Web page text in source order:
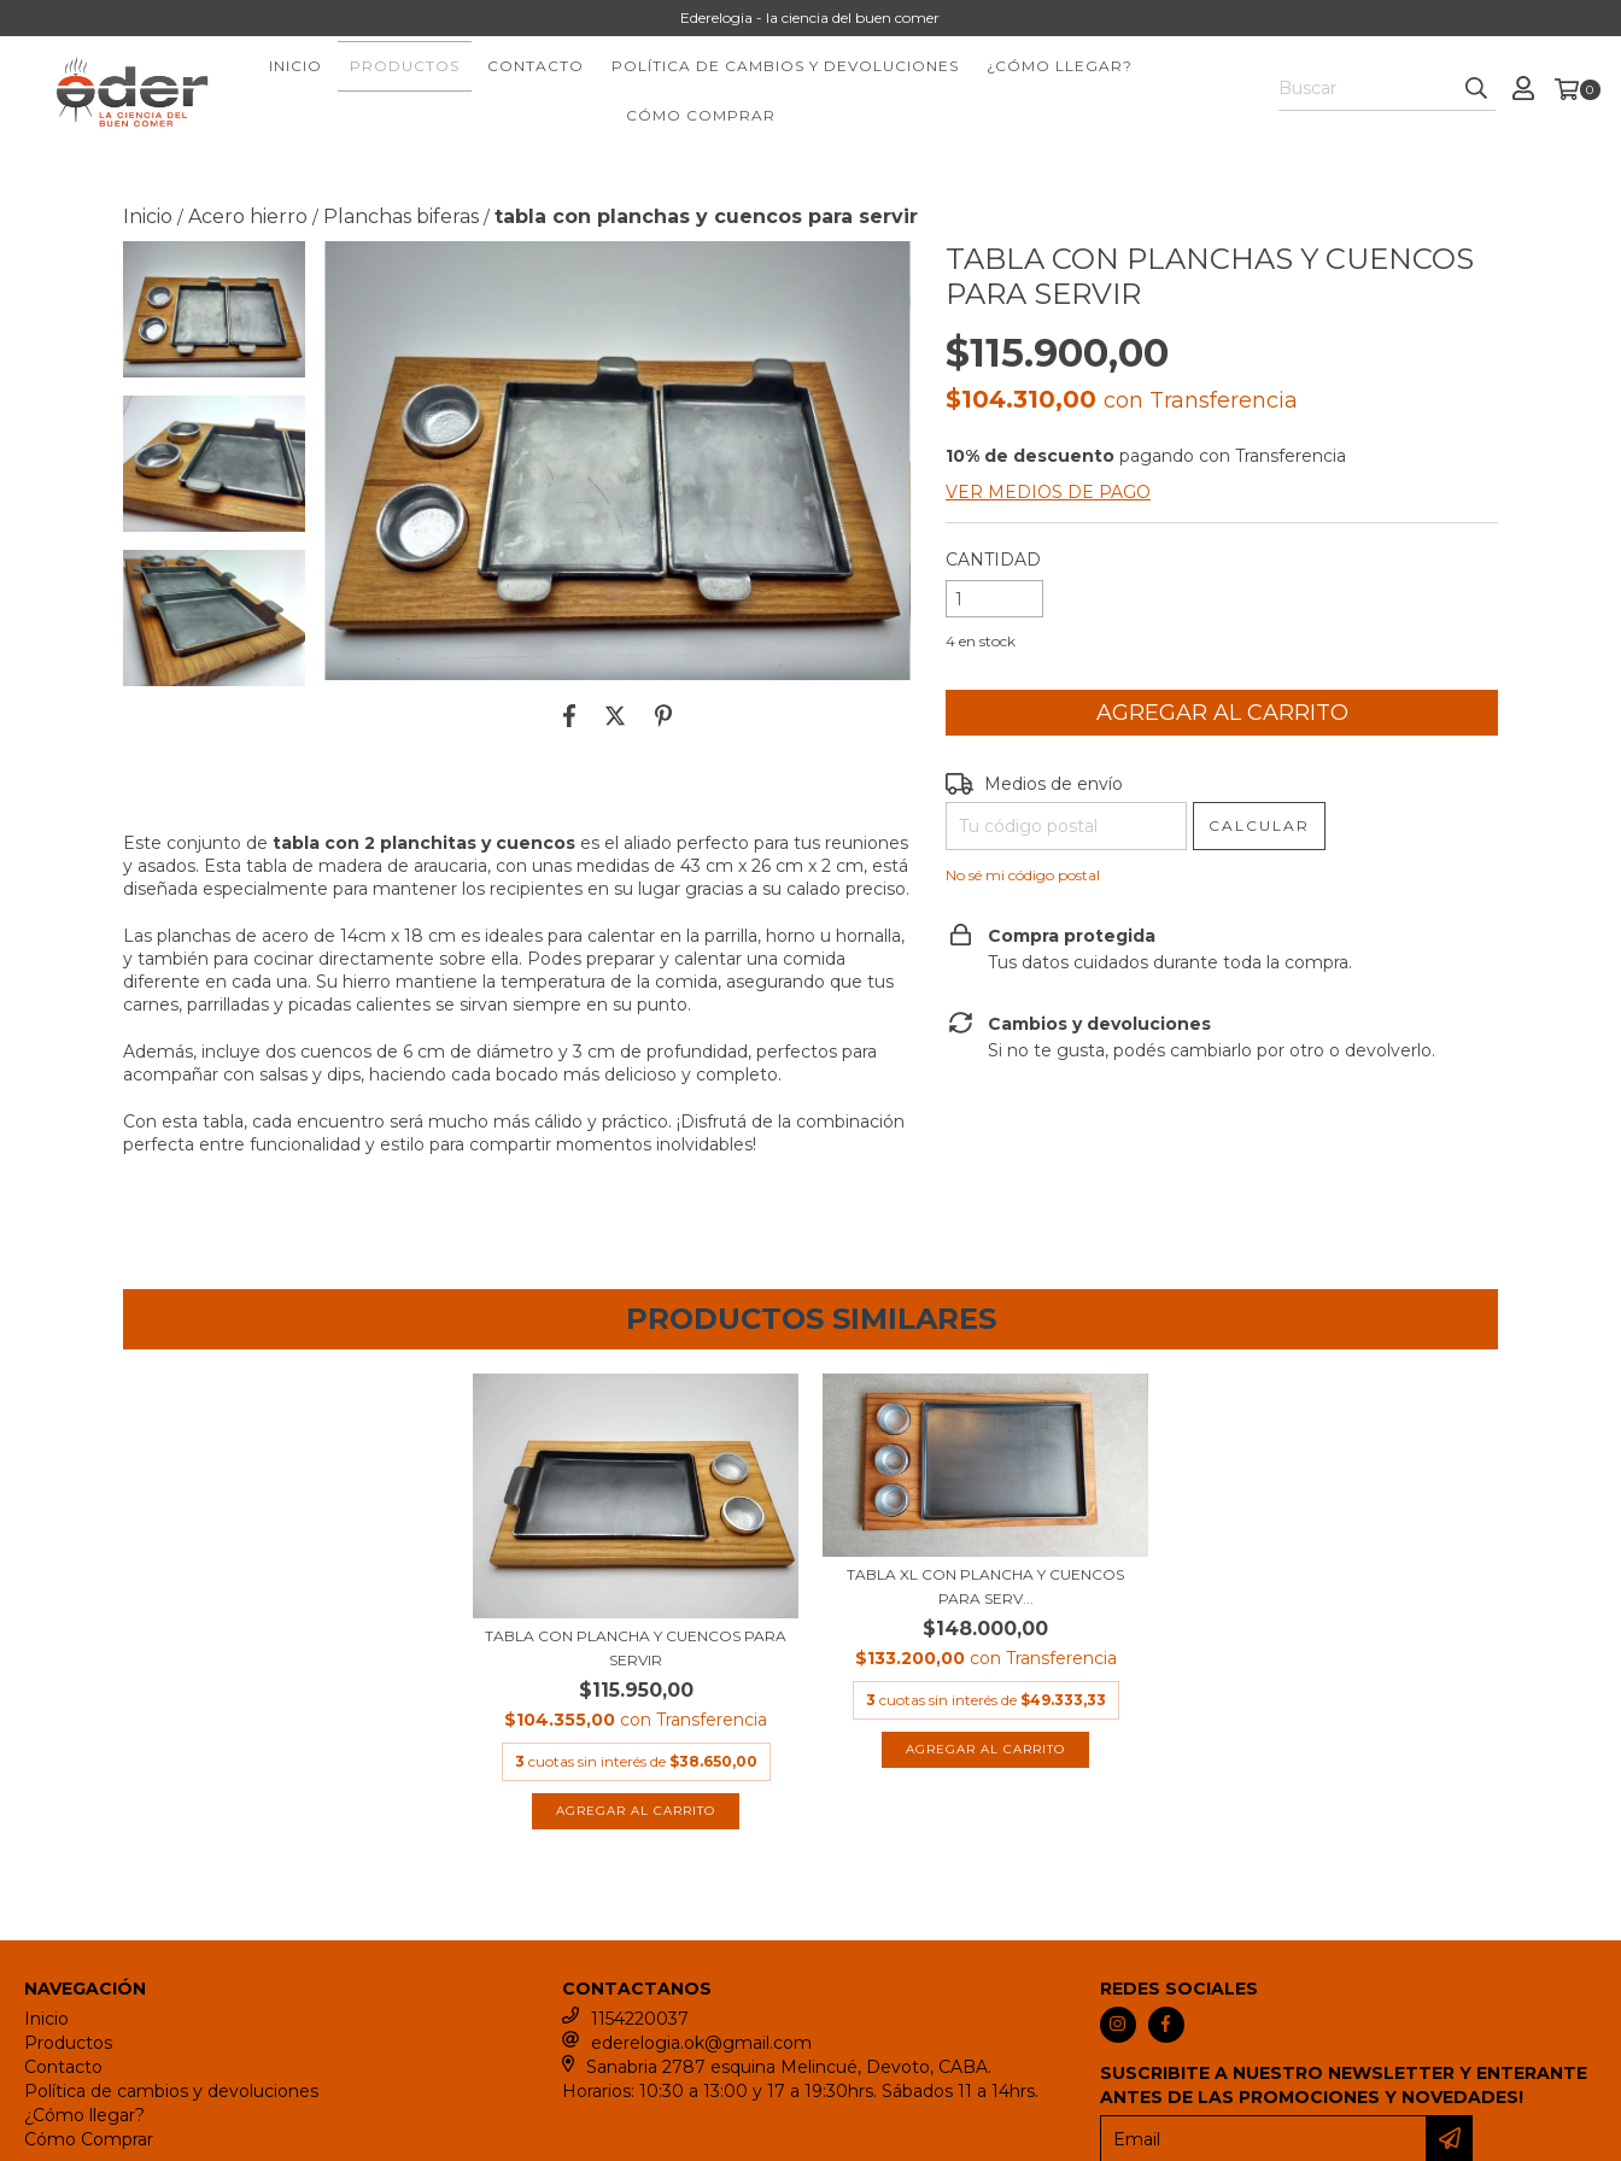
Ederelogia - la ciencia del buen comer
INICIO PRODUCTOS CONTACTO POLÍTICA DE CAMBIOS Y DEVOLUCIONES ¿CÓMO LLEGAR?
CÓMO COMPRAR
0
Inicio / Acero hierro / Planchas biferas / tabla con planchas y cuencos para servir
Este conjunto de tabla con 2 planchitas y cuencos es el aliado perfecto para tus reuniones
y asados. Esta tabla de madera de araucaria, con unas medidas de 43 cm x 26 cm x 2 cm, está
diseñada especialmente para mantener los recipientes en su lugar gracias a su calado preciso.
Las planchas de acero de 14cm x 18 cm es ideales para calentar en la parrilla, horno u hornalla,
y también para cocinar directamente sobre ella. Podes preparar y calentar una comida
diferente en cada una. Su hierro mantiene la temperatura de la comida, asegurando que tus
carnes, parrilladas y picadas calientes se sirvan siempre en su punto.
Además, incluye dos cuencos de 6 cm de diámetro y 3 cm de profundidad, perfectos para
acompañar con salsas y dips, haciendo cada bocado más delicioso y completo.
Con esta tabla, cada encuentro será mucho más cálido y práctico. ¡Disfrutá de la combinación
perfecta entre funcionalidad y estilo para compartir momentos inolvidables!
TABLA CON PLANCHAS Y CUENCOS
PARA SERVIR
$115.900,00
$104.310,00con Transferencia
10% de descuento pagando con Transferencia
VER MEDIOS DE PAGO
CANTIDAD
4 en stock
Entregas para el CP:
Medios de envío
CALCULAR
No sé mi código postal
Compra protegida
Tus datos cuidados durante toda la compra.
Cambios y devoluciones
Si no te gusta, podés cambiarlo por otro o devolverlo.
PRODUCTOS SIMILARES
TABLA CON PLANCHA Y CUENCOS PARA
SERVIR
$115.950,00
$104.355,00 con Transferencia
3 cuotas sin interés de $38.650,00
TABLA XL CON PLANCHA Y CUENCOS
PARA SERV...
$148.000,00
$133.200,00 con Transferencia
3 cuotas sin interés de $49.333,33
NAVEGACIÓN
Inicio
Productos
Contacto
Política de cambios y devoluciones
¿Cómo llegar?
Cómo Comprar
CONTACTANOS
1154220037
ederelogia.ok@gmail.com
Sanabria 2787 esquina Melincué, Devoto, CABA.
Horarios: 10:30 a 13:00 y 17 a 19:30hrs. Sábados 11 a 14hrs.
REDES SOCIALES
SUSCRIBITE A NUESTRO NEWSLETTER Y ENTERANTE
ANTES DE LAS PROMOCIONES Y NOVEDADES!